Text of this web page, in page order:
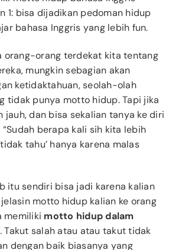
1: bisa dijadikan pedoman hidup
bahasa Inggris yang lebih fun.
orang-orang terdekat kita tentang
mungkin sebagian akan
ketidaktahuan, seolah-olah
tidak punya motto hidup. Tapi jika
jauh, dan bisa sekalian tanya ke diri
berapa kali sih kita lebih
tahu’ hanya karena malas
itu sendiri bisa jadi karena kalian
motto hidup kalian ke orang
memiliki motto hidup dalam
. Takut salah atau atau takut tidak
dengan baik biasanya yang